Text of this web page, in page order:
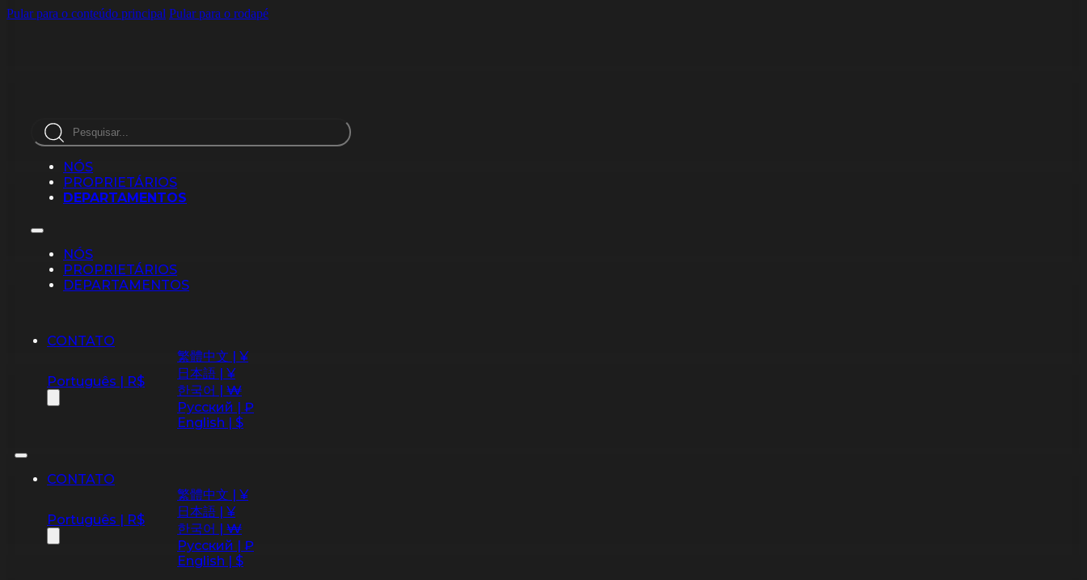
Pular para o conteúdo principal Pular para o rodapé
Pesquisar
NÓS
PROPRIETÁRIOS
DEPARTAMENTOS
NÓS
PROPRIETÁRIOS
DEPARTAMENTOS
CONTATO
Português | R$
繁體中文 | ¥
日本語 | ¥
한국어 | ₩
Русский | ₽
English | $
CONTATO
Português | R$
繁體中文 | ¥
日本語 | ¥
한국어 | ₩
Русский | ₽
English | $